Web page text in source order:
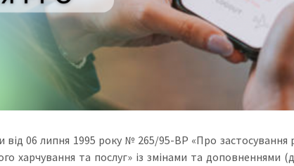
від 06 липня 1995 року № 265/95-ВР «Про застосування
харчування та послуг» із змінами та доповненнями